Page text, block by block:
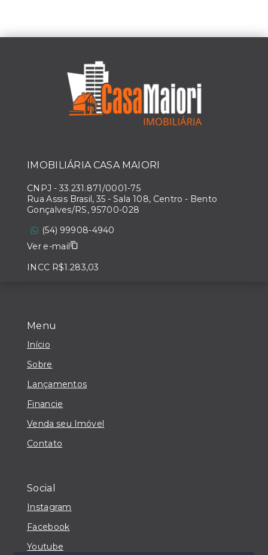
Menu
Início
Sobre
Lançamentos
Financie
Venda seu Imóvel
Contato
Social
Instagram
Facebook
Youtube
IMOBILIÁRIA CASA MAIORI
CNPJ - 33.231.871/0001-75
Rua Assis Brasil, 35 - Sala 108, Centro - Bento
Gonçalves/RS, 95700-028
(54) 99908-4940
Ver e-mail
INCC R$1.283,03